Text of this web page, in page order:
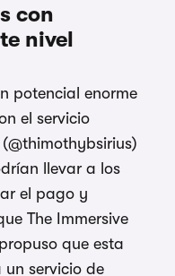
con
nivel
potencial enorme
el servicio
llevar a los
el pago y
The Immersive
que esta
servicio de